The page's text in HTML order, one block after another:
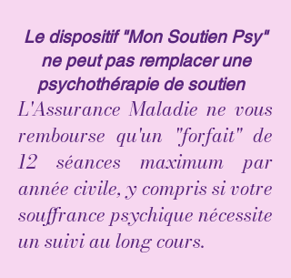
Le dispositif "Mon Soutien Psy"
ne peut pas remplacer une
psychothérapie de soutien
L'Assurance Maladie ne vous
rembourse qu'un "forfait" de
12 séances maximum par
année civile, y compris si votre
souffrance psychique nécessite
un suivi au long cours.